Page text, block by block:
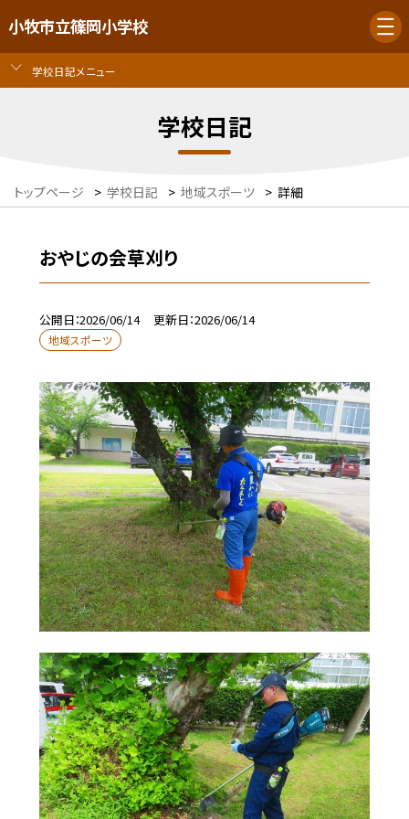
小牧市立篠岡小学校
学校日記メニュー
学校日記
トップページ > 学校日記 > 地域スポーツ > 詳細
おやじの会草刈り
公開日 2026/06/14 更新日 2026/06/14
地域スポーツ